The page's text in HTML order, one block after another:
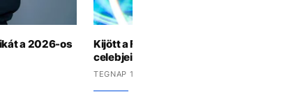
a 2026-os
Kijött a Forbes listája Magyarország
celebjeiről: Palvin Barbi végzett az
TEGNAP 10:23 -KOR